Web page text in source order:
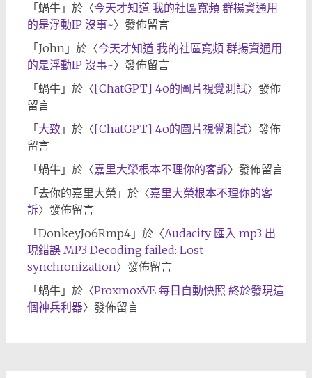
「 蝸牛」於〈今天才知道 我的社區寬頻 群揚資通用
的是浮動IP 沒事~〉發佈留言
「 John」於〈今天才知道 我的社區寬頻 群揚資通用
的是浮動IP 沒事~〉發佈留言
「 蝸牛」於〈[ChatGPT] 4o的圖片視覺測試〉發佈
留言
「 大致 」於〈[ChatGPT] 4o的圖片視覺測試〉發佈
留言
「 蝸牛」於〈嘉里大榮根本不理你的客訴〉發佈留言
「 去你的嘉里大榮 」於〈嘉里大榮根本不理你的客
訴〉發佈留言
「 DonkeyJo6Rmp4」於〈Audacity 匯入 mp3 出
現錯誤 MP3 Decoding failed: Lost
synchronization〉發佈留言
「 蝸牛」於〈ProxmoxVE 每日自動快照 終於發現這
個神兵利器〉發佈留言